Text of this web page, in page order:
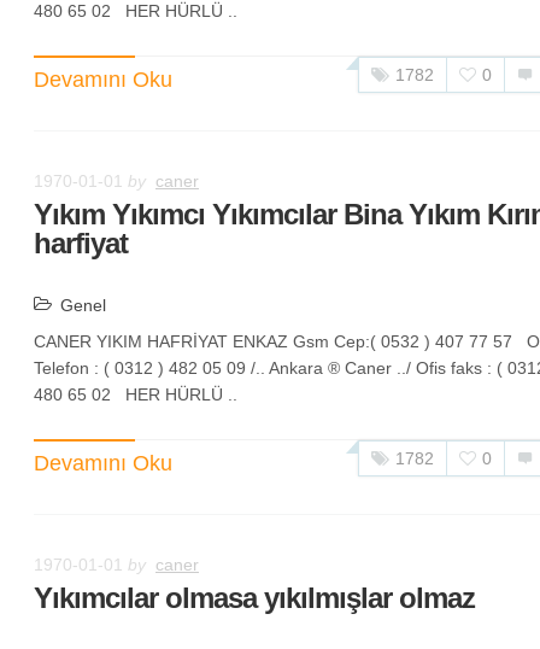
480 65 02 HER HÜRLÜ ..
Devamını Oku 1782 0
1970-01-01 by caner
Yıkım Yıkımcı Yıkımcılar Bina Yıkım
harfiyat
Genel
CANER YIKIM HAFRİYAT ENKAZ Gsm Cep:( 0532 ) 407 77 57
Telefon : ( 0312 ) 482 05 09 /.. Ankara ® Caner ../ Ofis faks : (
480 65 02 HER HÜRLÜ ..
Devamını Oku 1782 0
1970-01-01 by caner
Yıkımcılar olmasa yıkılmışlar olmaz